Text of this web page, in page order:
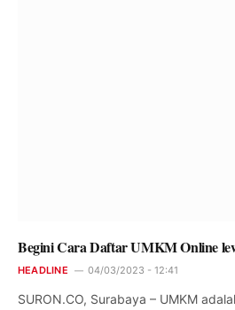
Begini Cara Daftar UMKM Online
HEADLINE 04/03/2023 - 12:41
SURON.CO, Surabaya – UMKM